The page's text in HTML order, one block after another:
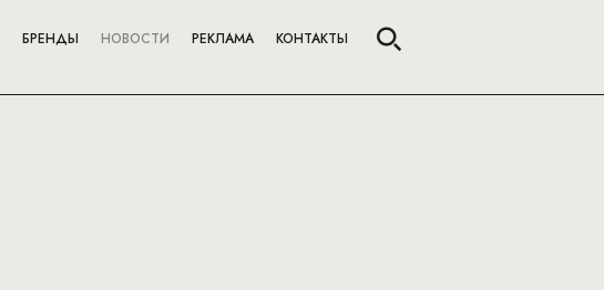
БРЕНДЫ НОВОСТИ РЕКЛАМА КОНТАКТЫ